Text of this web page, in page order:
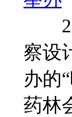
察设
办的
药林